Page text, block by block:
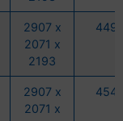
2907 x
2071 x
2193
2907 x
2071 x